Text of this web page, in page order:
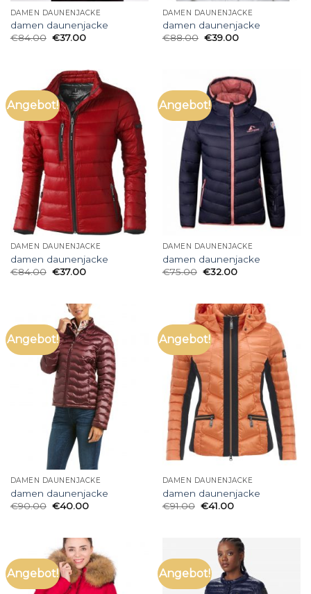
DAMEN DAUNENJACKE
damen daunenjacke
€84.00 €37.00
DAMEN DAUNENJACKE
damen daunenjacke
€88.00 €39.00
Angebot!
DAMEN DAUNENJACKE
damen daunenjacke
€84.00 €37.00
Angebot!
DAMEN DAUNENJACKE
damen daunenjacke
€75.00 €32.00
Angebot!
DAMEN DAUNENJACKE
damen daunenjacke
€90.00 €40.00
Angebot!
DAMEN DAUNENJACKE
damen daunenjacke
€91.00 €41.00
Angebot! Angebot!